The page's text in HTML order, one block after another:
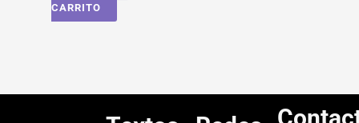
CARRITO